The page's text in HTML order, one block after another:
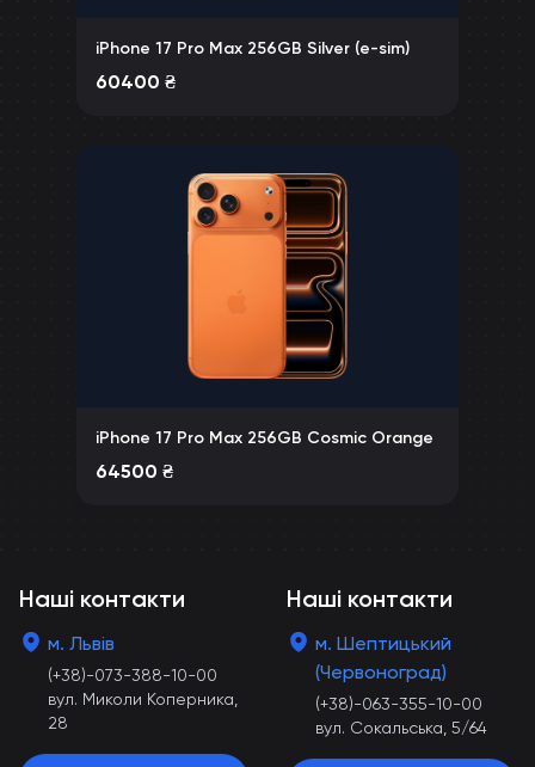
iPhone 17 Pro Max 256GB Silver (e-sim)
60400 ₴
iPhone 17 Pro Max 256GB Cosmic Orange
64500 ₴
Наші контакти
м. Львів
(+38)-073-388-10-00
вул. Миколи Коперника,
28
Наші контакти
м. Шептицький
(Червоноград)
(+38)-063-355-10-00
вул. Сокальська, 5/64